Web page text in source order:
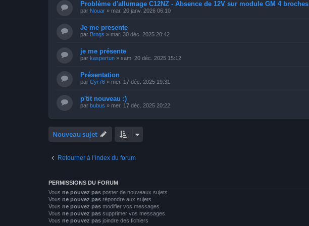
​Problème d'allumage C12NZ - Absence de 12V sur module GM 4 broches
par Nouar » mar. 20 janv. 2026 06:10
Je me presente
par Brngs » mar. 30 déc. 2025 20:42
je me présente
par kaspertun » sam. 20 déc. 2025 15:12
Présentation
par Cyr76 » mer. 17 déc. 2025 19:31
p'tit nouveau :)
par bubus » mer. 17 déc. 2025 20:22
Nouveau sujet
Retourner à l’index du forum
PERMISSIONS DU FORUM
Vous ne pouvez pas poster de nouveaux sujets
Vous ne pouvez pas répondre aux sujets
Vous ne pouvez pas modifier vos messages
Vous ne pouvez pas supprimer vos messages
Vous ne pouvez pas joindre des fichiers